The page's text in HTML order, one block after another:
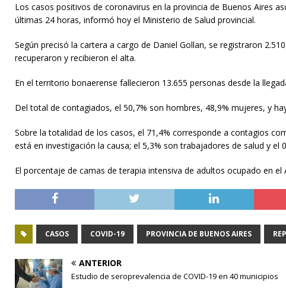
Los casos positivos de coronavirus en la provincia de Buenos Aires
últimas 24 horas, informó hoy el Ministerio de Salud provincial.
Según precisó la cartera a cargo de Daniel Gollan, se registraron
recuperaron y recibieron el alta.
En el territorio bonaerense fallecieron 13.655 personas desde la
Del total de contagiados, el 50,7% son hombres, 48,9% mujeres, y
Sobre la totalidad de los casos, el 71,4% corresponde a contagios
está en investigación la causa; el 5,3% son trabajadores de salud y
El porcentaje de camas de terapia intensiva de adultos ocupado en
CASOS COVID-19 PROVINCIA DE BUENOS AIRES
ANTERIOR
Estudio de seroprevalencia de COVID-19 en 40 municipios